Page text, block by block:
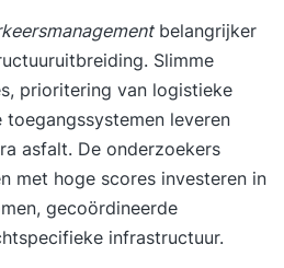
dat medewerkers hun frisse
en in staat zijn ‘out of the
koploper te kunnen blijven
de doelgroep of klant
of om de snel
te kunnen benen. Maar
manier van denken niet
verzin je ook onder de
in de waan van de dag
belangrijker
Slimme
prioritering van logistieke
leveren
asfalt. De onderzoekers
met hoge scores investeren in
gecoördineerde
infrastructuur.